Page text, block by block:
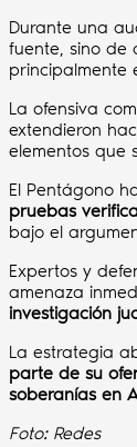
Durante una
fuente, sino de
principalmente
La ofensiva
extendieron
elementos que
El Pentágono
pruebas
bajo el
Expertos y
amenaza
investigación
La estrategia
parte de su
soberanías en
Foto: Redes